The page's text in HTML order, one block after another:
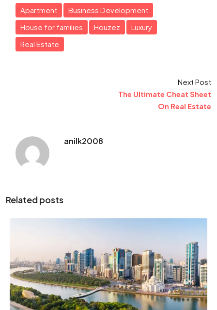
Apartment
Business Development
House for families
Houzez
Luxury
Real Estate
Next Post
The Ultimate Cheat Sheet
On Real Estate
anilk2008
Related posts